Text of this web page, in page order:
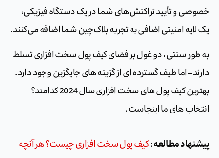
خصوصی و تأیید تراکنش‌های شما در یک دستگاه فیزیکی،
یک لایه امنیتی اضافی به تجربه بلاک‌چین شما اضافه می‌کنند.
به طور سنتی، دو غول بر فضای کیف پول سخت افزاری تسلط
دارند – اما طیف گسترده ای از گزینه های جایگزین وجود دارد.
بهترین کیف پول های سخت افزاری سال 2024 کدامند؟
انتخاب های ما اینجاست.
پیشنهاد مطالعه :کیف پول سخت افزاری چیست؟ هر آنچه